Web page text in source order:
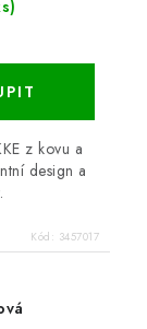
z kovu a
design a
Kód: 3457017